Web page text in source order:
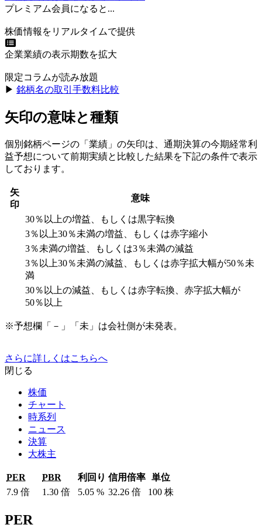
プレミアム会員になると...
株価情報をリアルタイムで提供
企業業績の表示期数を拡大
限定コラムが読み放題
▶︎ 銘柄名の取引手数料比較
矢印の意味と種類
個別銘柄ページの「業績」の矢印は、通期決算の今期経常利
益予想について前期実績と比較した結果を下記の条件で表示
しております。
矢
印
意味
30％以上の増益、もしくは黒字転換
3％以上30％未満の増益、もしくは赤字縮小
3％未満の増益、もしくは3％未満の減益
3％以上30％未満の減益、もしくは赤字拡大幅が50％未
満
30％以上の減益、もしくは赤字転換、赤字拡大幅が
50％以上
※予想欄「－」「未」は会社側が未発表。
さらに詳しくはこちらへ
閉じる
株価
チャート
時系列
ニュース
決算
大株主
PER PBR 利回り 信用倍率 単位
7.9 倍 1.30 倍 5.05 % 32.26 倍 100 株
PER